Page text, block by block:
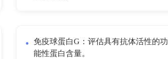
免疫球蛋白G：评估具有抗体活性的功
能性蛋白含量。